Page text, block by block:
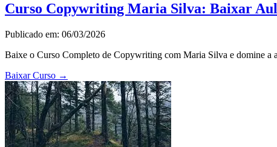
Curso Copywriting Maria Silva: Baixar
Publicado em: 06/03/2026
Baixe o Curso Completo de Copywriting com Maria Silva e domine a
Baixar Curso →